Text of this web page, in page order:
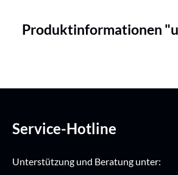
Produktinformationen
Service-Hotline
Unterstützung und Beratung unter: